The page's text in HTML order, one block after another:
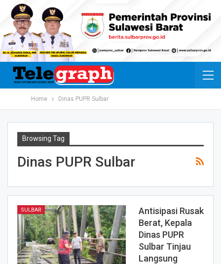
Home Dinas PUPR Sulbar
Browsing Tag
Dinas PUPR Sulbar
SULBAR
Antisipasi Rusak
Berat, Kepala
Dinas PUPR
Sulbar Tinjau
Langsung